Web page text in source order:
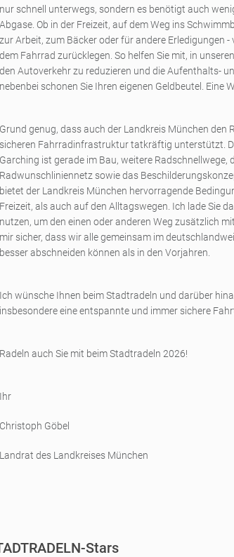
nur schnell unterwegs, sondern es benötigt auch
Abgase. Ob in der Freizeit, auf dem Weg ins
zur Arbeit, zum Bäcker oder für andere Erledigungen
dem Fahrrad zurücklegen. So helfen Sie mit, in
den Autoverkehr zu reduzieren und die Aufenthalts-
nebenbei schonen Sie Ihren eigenen Geldbeutel. Eine
Grund genug, dass auch der Landkreis München den
sicheren Fahrradinfrastruktur tatkräftig unterstützt.
Garching ist gerade im Bau, weitere Radschnellwege,
Radwunschliniennetz sowie das
bietet der Landkreis München hervorragende
Freizeit, als auch auf den Alltagswegen. Ich lade Sie
nutzen, um den einen oder anderen Weg zusätzlich
mir sicher, dass wir alle gemeinsam im
besser abschneiden können als in den Vorjahren.
Ich wünsche Ihnen beim Stadtradeln und darüber
insbesondere eine entspannte und immer sichere
Radeln auch Sie mit beim Stadtradeln 2026!
Ihr
Christoph Göbel
Landrat des Landkreises München
Stars